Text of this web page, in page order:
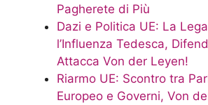
Pagherete di Più
Dazi e Politica UE: La
l’Influenza Tedesca,
Attacca Von der Leyen!
Riarmo UE: Scontro tra
Europeo e Governi, Von